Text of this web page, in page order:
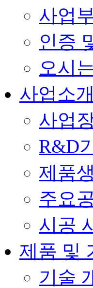
사업
인증
오시
사업소개
사업
R&D
제품
주요
시공
제품 및
기술